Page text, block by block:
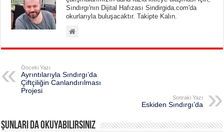
Sındırgı'nın Dijital Hafızası Sindirgida.com'da
okurlarıyla buluşacaktır. Takipte Kalın.
Önceki Yazı
Ayrıntılarıyla Sındırgı’da
Çiftçiliğin Canlandırılması
Projesi
Sonraki Yazı
Eskiden Sındırgı’da
Şunları da okuyabilirsiniz